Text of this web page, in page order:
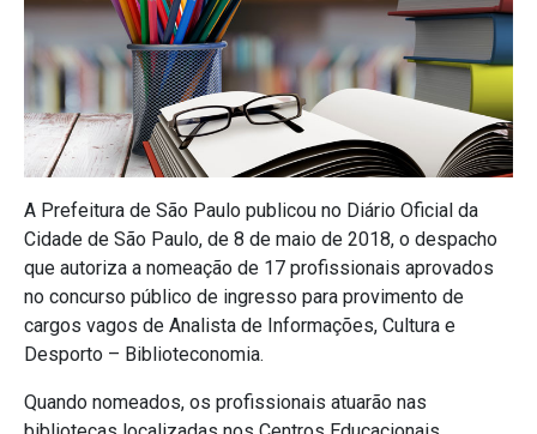
A Prefeitura de São Paulo publicou no Diário Oficial da
Cidade de São Paulo, de 8 de maio de 2018, o despacho
que autoriza a nomeação de 17 profissionais aprovados
no concurso público de ingresso para provimento de
cargos vagos de Analista de Informações, Cultura e
Desporto – Biblioteconomia.
Quando nomeados, os profissionais atuarão nas